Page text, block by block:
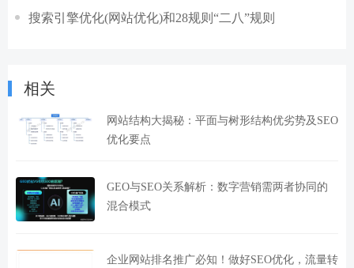
搜索引擎优化(网站优化)和28规则“二八”规则
相关
网站结构大揭秘：平面与树形结构优劣势及SEO
优化要点
GEO与SEO关系解析：数字营销需两者协同的
混合模式
企业网站排名推广必知！做好SEO优化，流量转